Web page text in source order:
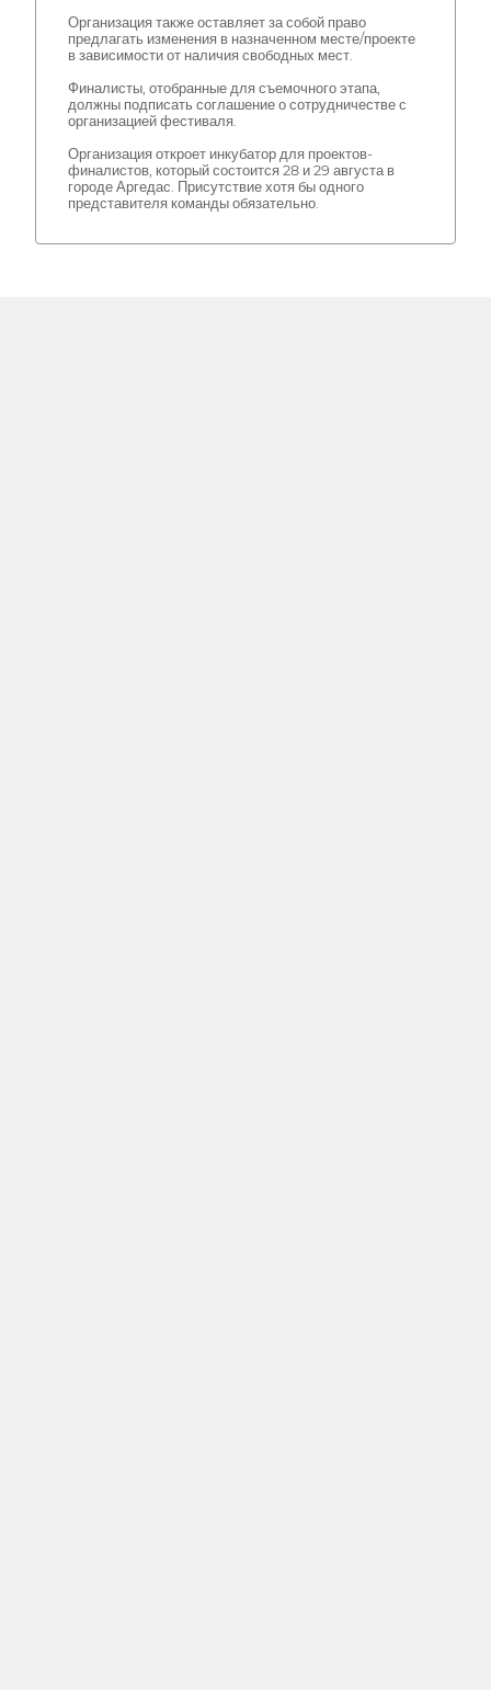
Организация также оставляет за собой право
предлагать изменения в назначенном месте/проекте
в зависимости от наличия свободных мест.
Финалисты, отобранные для съемочного этапа,
должны подписать соглашение о сотрудничестве с
организацией фестиваля.
Организация откроет инкубатор для проектов-
финалистов, который состоится 28 и 29 августа в
городе Аргедас. Присутствие хотя бы одного
представителя команды обязательно.